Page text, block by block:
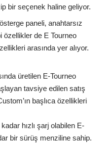
bir seçenek haline geliyor.
paneli, anahtarsız
özellikler de E Tourneo
arasında yer alıyor.
üretilen E-Tourneo
tavsiye edilen satış
başlıca özellikleri
hızlı şarj olabilen E-
bir sürüş menziline sahip.